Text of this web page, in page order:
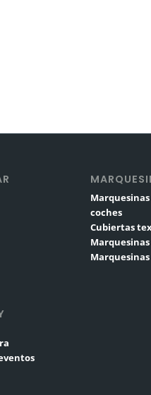
coches
Cubiertas